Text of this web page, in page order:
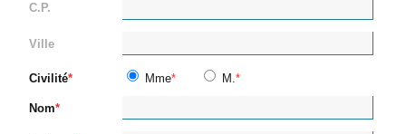
C.P.
Ville
Civilité Mme M.
Nom